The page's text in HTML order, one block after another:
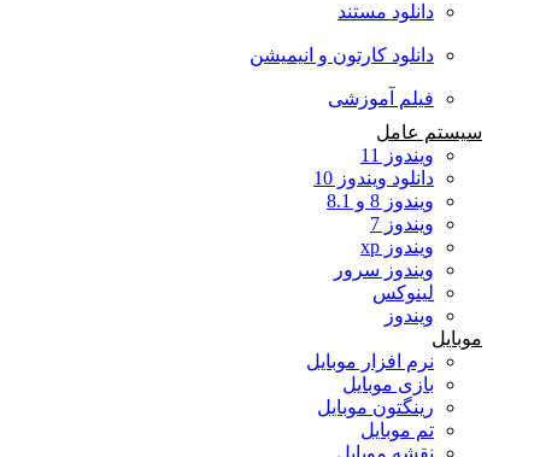
دانلود مستند
دانلود کارتون و انیمیشن
فیلم آموزشی
سیستم عامل
ویندوز 11
دانلود ویندوز 10
ویندوز 8 و 8.1
ویندوز 7
ویندوز xp
ویندوز سرور
لینوکس
ویندوز
نرم افزار موبایل
بازی موبایل
رینگتون موبایل
تم موبایل
نقشه موبایل